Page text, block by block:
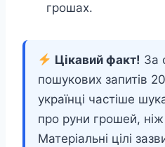
грошах.
Цікавий факт! За
пошукових запитів
українці частіше
про руни грошей, ніж
Матеріальні цілі